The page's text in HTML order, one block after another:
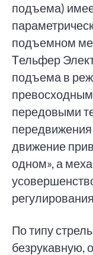
подъема)
подъемном
Tельфер
подъема в
передовыми
движение
одном», а
По типу
безрукавную,